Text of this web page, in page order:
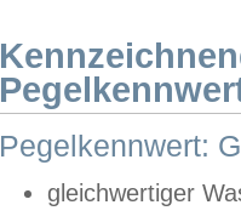
Pegelkennwert:
gleichwertiger